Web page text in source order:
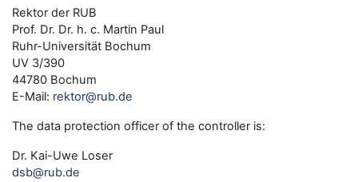
Rektor der RUB
Prof. Dr. Dr. h. c. Martin Paul
Ruhr-Universität Bochum
UV 3/390
44780 Bochum
E-Mail: rektor@rub.de
The data protection officer of the controller is:
Dr. Kai-Uwe Loser
dsb@rub.de